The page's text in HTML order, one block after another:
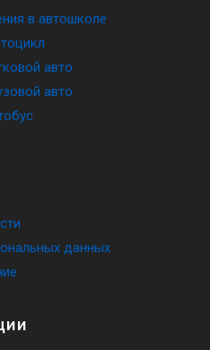
в автошколе
авто
авто
данных